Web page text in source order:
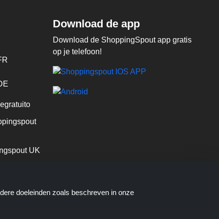
UK
Download de app
Download de ShoppingSpout app gratis
op je telefoon!
doeleinden zoals beschreven in onze